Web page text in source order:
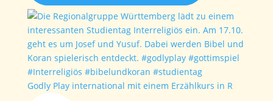
Godly Play international mit einem Erzählkurs in R